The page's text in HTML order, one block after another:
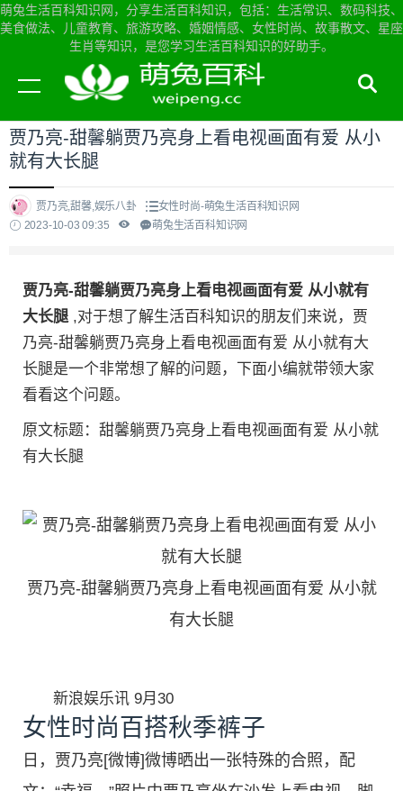
萌兔生活百科知识网，分享生活百科知识，包括：生活常识、数码科技、
美食做法、儿童教育、旅游攻略、婚姻情感、女性时尚、故事散文、星座
生肖等知识，是您学习生活百科知识的好助手。
当前位置： 萌兔生活百科知识网首页>女性时尚
贾乃亮-甜馨躺贾乃亮身上看电视画面有爱 从小
就有大长腿
贾乃亮,甜馨,娱乐八卦
女性时尚-萌兔生活百科知识网
2023-10-03 09:35
萌兔生活百科知识网
贾乃亮-甜馨躺贾乃亮身上看电视画面有爱 从小就有
大长腿 ,对于想了解生活百科知识的朋友们来说，贾
乃亮-甜馨躺贾乃亮身上看电视画面有爱 从小就有大
长腿是一个非常想了解的问题，下面小编就带领大家
看看这个问题。
原文标题：甜馨躺贾乃亮身上看电视画面有爱 从小就
有大长腿
贾乃亮-甜馨躺贾乃亮身上看电视画面有爱 从小就
有大长腿
新浪娱乐讯 9月30
女性时尚百搭秋季裤子
日，贾乃亮[微博]微博晒出一张特殊的合照，配